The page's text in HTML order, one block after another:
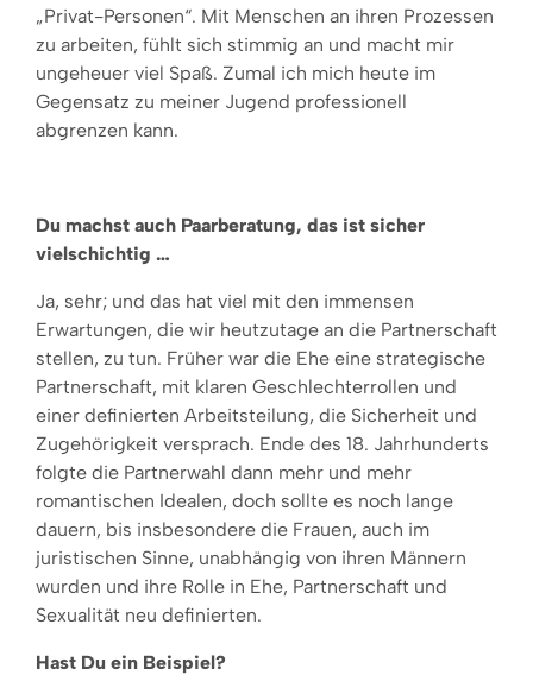
„Privat-Personen“. Mit Menschen an ihren Prozessen
zu arbeiten, fühlt sich stimmig an und macht mir
ungeheuer viel Spaß. Zumal ich mich heute im
Gegensatz zu meiner Jugend professionell
abgrenzen kann.
Du machst auch Paarberatung, das ist sicher
vielschichtig …
Ja, sehr; und das hat viel mit den immensen
Erwartungen, die wir heutzutage an die Partnerschaft
stellen, zu tun. Früher war die Ehe eine strategische
Partnerschaft, mit klaren Geschlechterrollen und
einer definierten Arbeitsteilung, die Sicherheit und
Zugehörigkeit versprach. Ende des 18. Jahrhunderts
folgte die Partnerwahl dann mehr und mehr
romantischen Idealen, doch sollte es noch lange
dauern, bis insbesondere die Frauen, auch im
juristischen Sinne, unabhängig von ihren Männern
wurden und ihre Rolle in Ehe, Partnerschaft und
Sexualität neu definierten.
Hast Du ein Beispiel?